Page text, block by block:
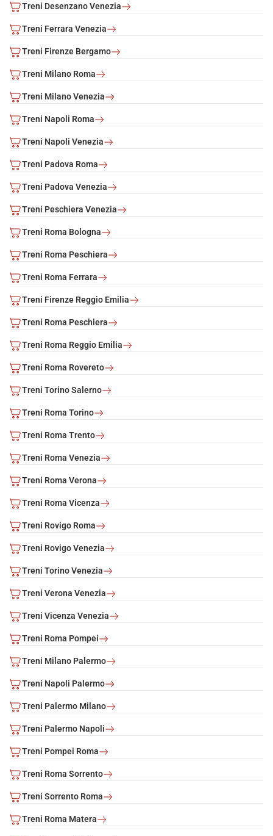
Treni Desenzano Venezia
Treni Ferrara Venezia
Treni Firenze Bergamo
Treni Milano Roma
Treni Milano Venezia
Treni Napoli Roma
Treni Napoli Venezia
Treni Padova Roma
Treni Padova Venezia
Treni Peschiera Venezia
Treni Roma Bologna
Treni Roma Peschiera
Treni Roma Ferrara
Treni Firenze Reggio Emilia
Treni Roma Peschiera
Treni Roma Reggio Emilia
Treni Roma Rovereto
Treni Torino Salerno
Treni Roma Torino
Treni Roma Trento
Treni Roma Venezia
Treni Roma Verona
Treni Roma Vicenza
Treni Rovigo Roma
Treni Rovigo Venezia
Treni Torino Venezia
Treni Verona Venezia
Treni Vicenza Venezia
Treni Roma Pompei
Treni Milano Palermo
Treni Napoli Palermo
Treni Palermo Milano
Treni Palermo Napoli
Treni Pompei Roma
Treni Roma Sorrento
Treni Sorrento Roma
Treni Roma Matera